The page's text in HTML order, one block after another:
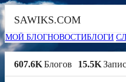
SAWIKS.COM
МОЙ БЛОГНОВОСТИБЛОГИ
607.6KБлогов 15.5K